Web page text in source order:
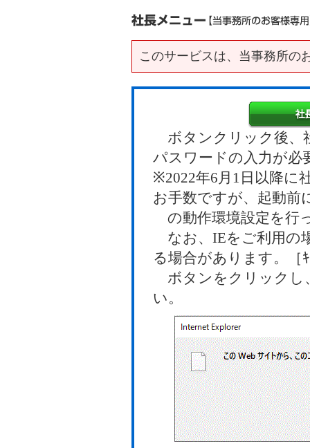
このサービスは、当事務所の
ボタンクリック後、
パスワードの入力が必
※2022年6月1日以降に
お手数ですが、起動前
の動作環境設定を行
なお、IEをご利用の
る場合があります。［
ボタンをクリックし
い。